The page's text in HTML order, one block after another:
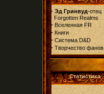
· Эд Гринвуд-отец
Forgotten Realms
· Вселенная FR
· Книги
· Система D&D
· Творчество фанов
Статистика